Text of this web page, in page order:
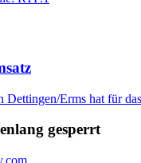
Erms hat für
gesperrt